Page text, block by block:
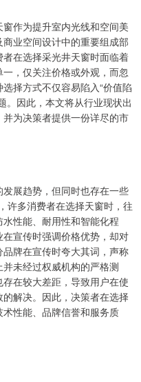
作为提升室内光线和空间美
业空间设计中的重要组成部
在选择采光井天窗时面临着
，仅关注价格或外观，而忽
择方式不仅容易陷入“价值陷
。因此，本文将从行业现状出
为决策者提供一份详尽的市
展趋势，但同时也存在一些
许多消费者在选择天窗时，往
性能、耐用性和智能化程
宣传时强调价格优势，却对
牌在宣传时夸大其词，声称
未经过权威机构的严格测
在较大差距，导致用户在使
解决。因此，决策者在选择
性能、品牌信誉和服务质